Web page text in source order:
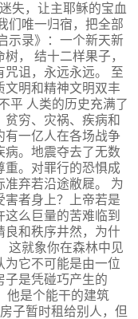
失，让主耶稣的宝血
们唯一归宿，把全部
示录》：一个新天新
， 结十二样果子，
诅，永远永远。 至
文明和精神文明双丰
平 人类的历史充满了
穷、灾祸、疾病和
有一亿人在各场战争
病。地震夺去了无数
重。对罪行的恐惧成
准弃若沿途敝屣。 为
害者身上？上帝若是
么巨量的苦难临到
良和秩序井然，为什
这就象你在森林中见
为它不可能是由一位
子是凭碰巧产生的
他是个能干的建筑
子暂时租给别人，但